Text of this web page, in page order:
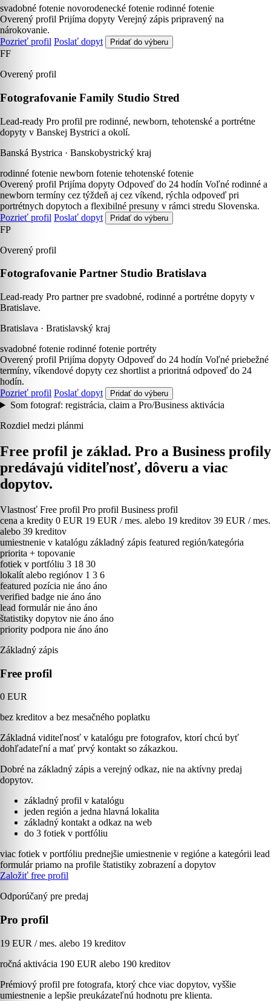
svadobné fotenie novorodenecké fotenie rodinné fotenie
Overený profil Prijíma dopyty Verejný zápis pripravený na
nárokovanie.
Pozrieť profil Poslať dopyt Pridať do výberu
FF
Overený profil
Fotografovanie Family Studio Stred
Lead-ready Pro profil pre rodinné, newborn, tehotenské a portrétne
dopyty v Banskej Bystrici a okolí.
Banská Bystrica · Banskobystrický kraj
rodinné fotenie newborn fotenie tehotenské fotenie
Overený profil Prijíma dopyty Odpoveď do 24 hodín Voľné rodinné a
newborn termíny cez týždeň aj cez víkend, rýchla odpoveď pri
portrétnych dopytoch a flexibilné presuny v rámci stredu Slovenska.
Pozrieť profil Poslať dopyt Pridať do výberu
FP
Overený profil
Fotografovanie Partner Studio Bratislava
Lead-ready Pro partner pre svadobné, rodinné a portrétne dopyty v
Bratislave.
Bratislava · Bratislavský kraj
svadobné fotenie rodinné fotenie portréty
Overený profil Prijíma dopyty Odpoveď do 24 hodín Voľné priebežné
termíny, víkendové dopyty cez shortlist a prioritná odpoveď do 24
hodín.
Pozrieť profil Poslať dopyt Pridať do výberu
Som fotograf: registrácia, claim a Pro/Business aktivácia
Rozdiel medzi plánmi
Free profil je základ. Pro a Business profily
predávajú viditeľnosť, dôveru a viac
dopytov.
Vlastnosť Free profil Pro profil Business profil
cena a kredity 0 EUR 19 EUR / mes. alebo 19 kreditov 39 EUR / mes.
alebo 39 kreditov
umiestnenie v katalógu základný zápis featured región/kategória
priorita + topovanie
fotiek v portfóliu 3 18 30
lokalít alebo regiónov 1 3 6
featured pozícia nie áno áno
verified badge nie áno áno
lead formulár nie áno áno
štatistiky dopytov nie áno áno
priority podpora nie áno áno
Základný zápis
Free profil
0 EUR
bez kreditov a bez mesačného poplatku
Základná viditeľnosť v katalógu pre fotografov, ktorí chcú byť
dohľadateľní a mať prvý kontakt so zákazkou.
Dobré na základný zápis a verejný odkaz, nie na aktívny predaj
dopytov.
základný profil v katalógu
jeden región a jedna hlavná lokalita
základný kontakt a odkaz na web
do 3 fotiek v portfóliu
viac fotiek v portfóliu prednejšie umiestnenie v regióne a kategórii lead
formulár priamo na profile štatistiky zobrazení a dopytov
Založiť free profil
Odporúčaný pre predaj
Pro profil
19 EUR / mes. alebo 19 kreditov
ročná aktivácia 190 EUR alebo 190 kreditov
Prémiový profil pre fotografa, ktorý chce viac dopytov, vyššie
umiestnenie a lepšie preukázateľnú hodnotu pre klienta.